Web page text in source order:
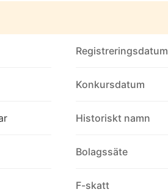
Registreringsdatum
Konkursdatum
Historiskt namn
Bolagssäte
F-skatt